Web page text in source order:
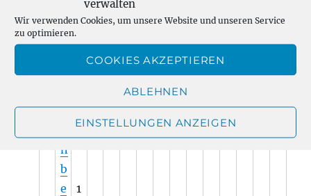
verwalten
Wir verwenden Cookies, um unsere Website und unseren Service
zu optimieren.
COOKIES AKZEPTIEREN
ABLEHNEN
EINSTELLUNGEN ANZEIGEN
s
a
d
n
b
e
1